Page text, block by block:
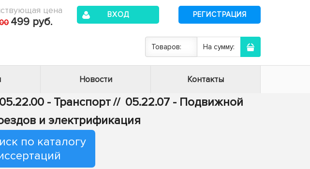
цена
499 руб.
ВХОД РЕГИСТРАЦИЯ
Товаров: На сумму:
Новости Контакты
05.22.00 - Транспорт// 05.22.07 - Подвижной
и электрификация
по каталогу